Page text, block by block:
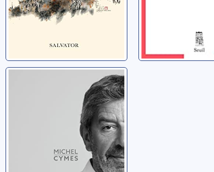
Cymes, Michel